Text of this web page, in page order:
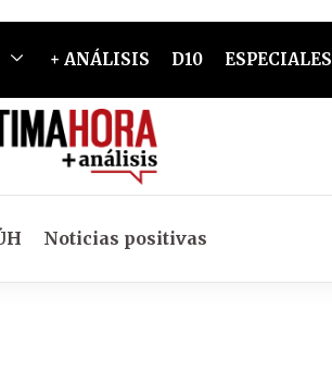
+ ANÁLISIS D10 ESPECIALES
Noticias positivas